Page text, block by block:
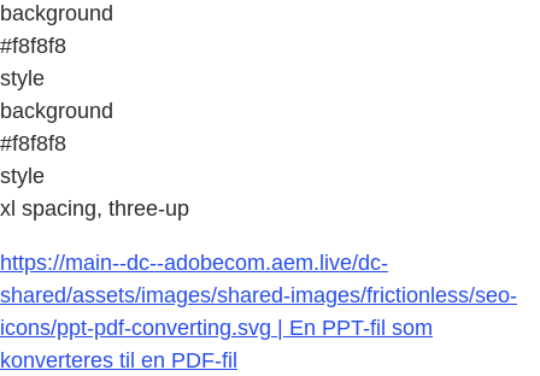
background
#f8f8f8
style
background
#f8f8f8
style
xl spacing, three-up
https://main--dc--adobecom.aem.live/dc-
shared/assets/images/shared-images/frictionless/seo-
icons/ppt-pdf-converting.svg | En PPT-fil som
konverteres til en PDF-fil